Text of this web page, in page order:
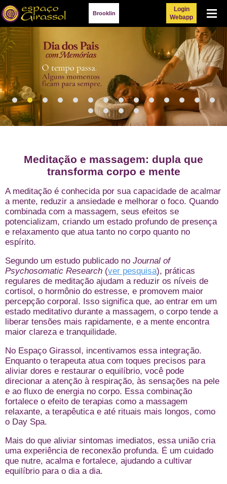
Login
WebappMenu
Brooklin
Meditação e massagem: dupla que
transforma corpo e mente
A meditação é conhecida por sua capacidade de acalmar
a mente, reduzir a ansiedade e melhorar o foco. Quando
combinada com a massagem, seus efeitos se
potencializam, criando um estado profundo de presença
e relaxamento que atua tanto no corpo quanto no
espírito.
Segundo um estudo publicado no Journal of
Psychosomatic Research (ver pesquisa), práticas
regulares de meditação ajudam a reduzir os níveis de
cortisol, o hormônio do estresse, e promovem maior
percepção corporal. Isso significa que, ao entrar em um
estado meditativo durante a massagem, o corpo tende a
liberar tensões mais rapidamente, e a mente encontra
maior clareza e tranquilidade.
No Espaço Girassol, incentivamos essa integração.
Enquanto o terapeuta atua com toques precisos para
aliviar dores e restaurar o equilíbrio, você pode
direcionar a atenção à respiração, às sensações na pele
e ao fluxo de energia no corpo. Essa combinação
fortalece o efeito de terapias como a massagem
relaxante, a terapêutica e até rituais mais longos, como
o Day Spa.
Mais do que aliviar sintomas imediatos, essa união cria
uma experiência de reconexão profunda. É um cuidado
que nutre, acalma e fortalece, ajudando a cultivar
equilíbrio para o dia a dia.